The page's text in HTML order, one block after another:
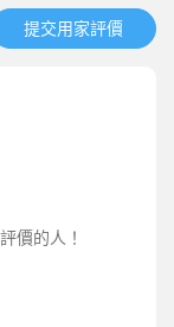
提交用家評價​
價的人！